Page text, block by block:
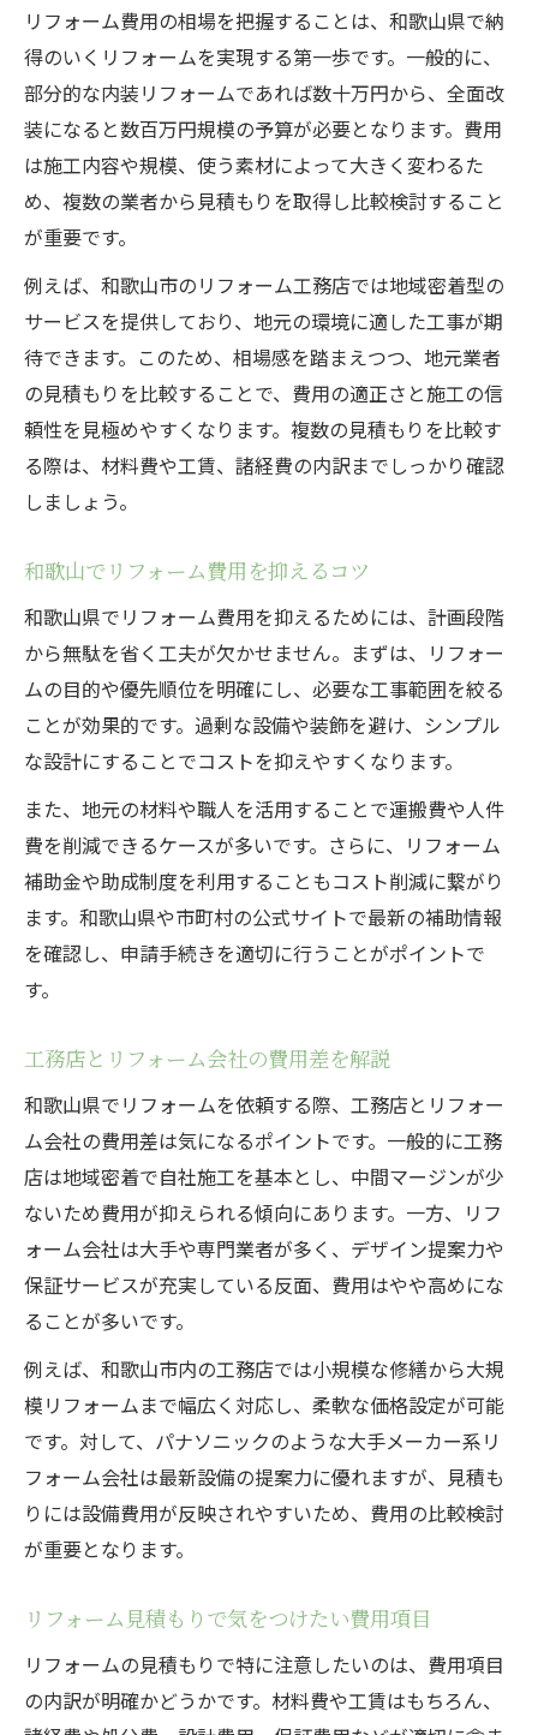
リフォーム費用の相場を把握することは、和歌山県で納
得のいくリフォームを実現する第一歩です。一般的に、
部分的な内装リフォームであれば数十万円から、全面改
装になると数百万円規模の予算が必要となります。費用
は施工内容や規模、使う素材によって大きく変わるた
め、複数の業者から見積もりを取得し比較検討すること
が重要です。
例えば、和歌山市のリフォーム工務店では地域密着型の
サービスを提供しており、地元の環境に適した工事が期
待できます。このため、相場感を踏まえつつ、地元業者
の見積もりを比較することで、費用の適正さと施工の信
頼性を見極めやすくなります。複数の見積もりを比較す
る際は、材料費や工賃、諸経費の内訳までしっかり確認
しましょう。
和歌山でリフォーム費用を抑えるコツ
和歌山県でリフォーム費用を抑えるためには、計画段階
から無駄を省く工夫が欠かせません。まずは、リフォー
ムの目的や優先順位を明確にし、必要な工事範囲を絞る
ことが効果的です。過剰な設備や装飾を避け、シンプル
な設計にすることでコストを抑えやすくなります。
また、地元の材料や職人を活用することで運搬費や人件
費を削減できるケースが多いです。さらに、リフォーム
補助金や助成制度を利用することもコスト削減に繋がり
ます。和歌山県や市町村の公式サイトで最新の補助情報
を確認し、申請手続きを適切に行うことがポイントで
す。
工務店とリフォーム会社の費用差を解説
和歌山県でリフォームを依頼する際、工務店とリフォー
ム会社の費用差は気になるポイントです。一般的に工務
店は地域密着で自社施工を基本とし、中間マージンが少
ないため費用が抑えられる傾向にあります。一方、リフ
ォーム会社は大手や専門業者が多く、デザイン提案力や
保証サービスが充実している反面、費用はやや高めにな
ることが多いです。
例えば、和歌山市内の工務店では小規模な修繕から大規
模リフォームまで幅広く対応し、柔軟な価格設定が可能
です。対して、パナソニックのような大手メーカー系リ
フォーム会社は最新設備の提案力に優れますが、見積も
りには設備費用が反映されやすいため、費用の比較検討
が重要となります。
リフォーム見積もりで気をつけたい費用項目
リフォームの見積もりで特に注意したいのは、費用項目
の内訳が明確かどうかです。材料費や工賃はもちろん、